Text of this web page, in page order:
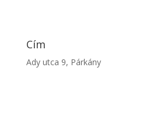
Cím
Ady utca 9, Párkány